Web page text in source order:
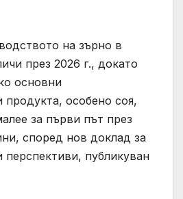
на зърно в
през 2026 г., докато
основни
продукта, особено соя,
за първи път през
според нов доклад за
перспективи, публикуван